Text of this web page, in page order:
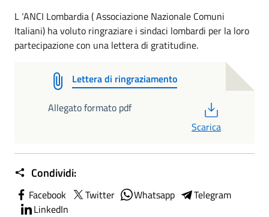
L ‘ANCI Lombardia ( Associazione Nazionale Comuni
Italiani) ha voluto ringraziare i sindaci lombardi per la loro
partecipazione con una lettera di gratitudine.
Lettera di ringraziamento
Allegato formato pdf
Scarica
Condividi:
Facebook Twitter Whatsapp
Telegram
LinkedIn